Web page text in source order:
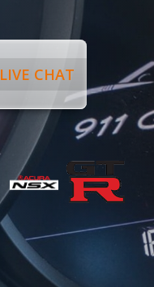
LIVE CHAT